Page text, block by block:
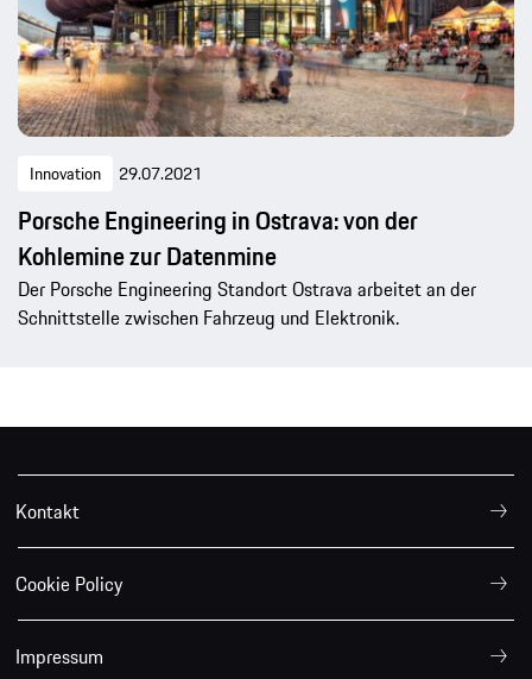
Innovation 29.07.2021
Porsche Engineering in Ostrava: von der
Kohlemine zur Datenmine
Der Porsche Engineering Standort Ostrava arbeitet an der
Schnittstelle zwischen Fahrzeug und Elektronik.
Kontakt
Cookie Policy
Impressum